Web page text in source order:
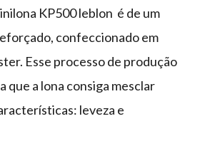
KP500 leblon é de um
confeccionado em
Esse processo de produção
que a lona consiga mesclar
leveza e